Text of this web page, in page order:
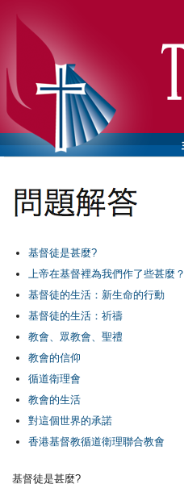
基督徒是甚麼?
上帝在基督裡為我們作了些甚麼？
基督徒的生活：新生命的行動
基督徒的生活：祈禱
教會、眾教會、聖禮
教會的信仰
循道衛理會
教會的生活
對這個世界的承諾
香港基督教循道衛理聯合教會
基督徒是甚麼?